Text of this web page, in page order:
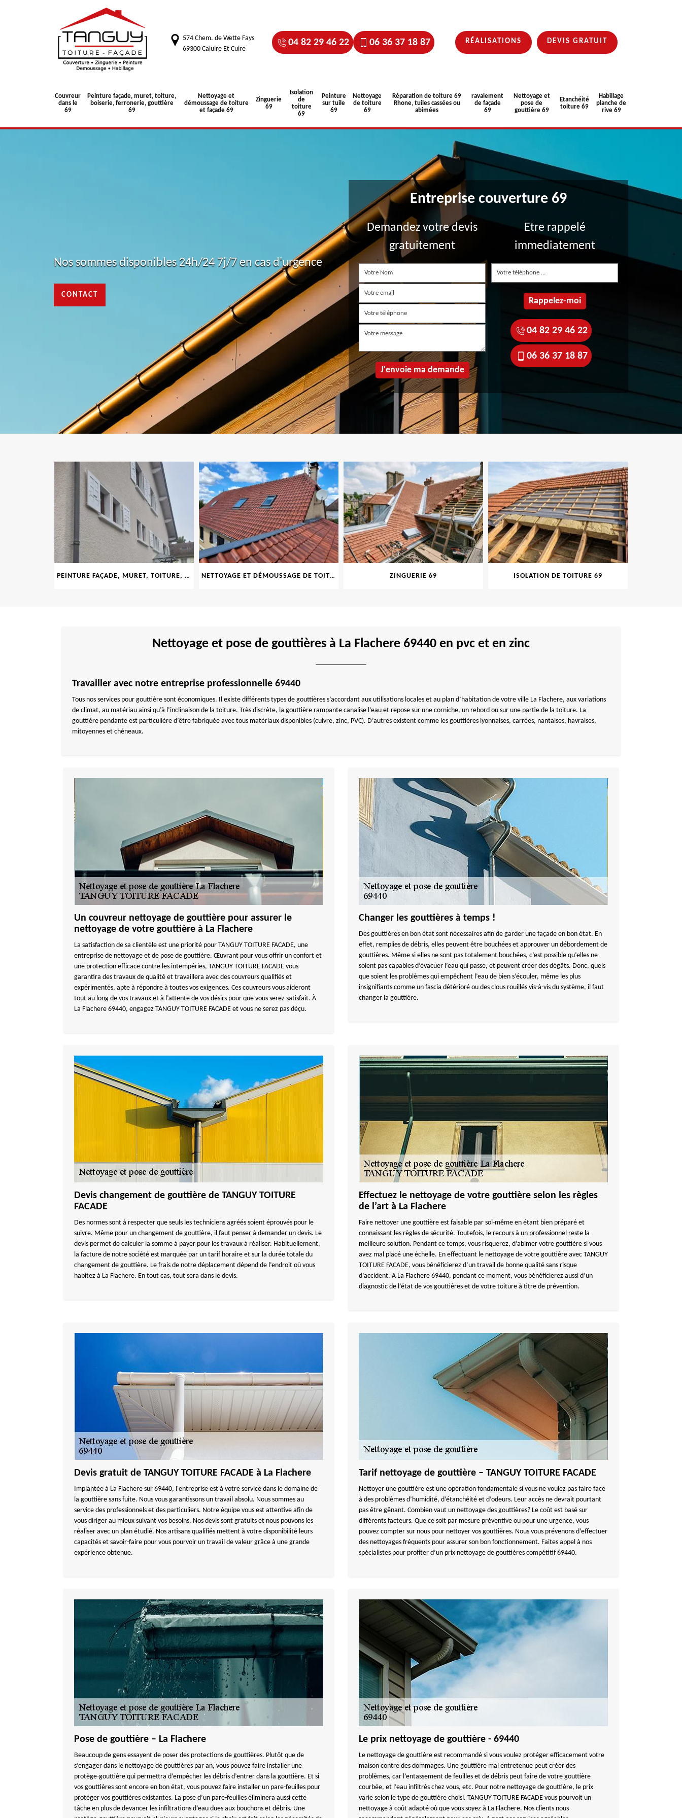
574 Chem. de Wette Fays
69300 Caluire Et Cuire
04 82 29 46 22 06 36 37 18 87 RÉALISATIONS DEVIS GRATUIT
Couvreur
dans le
69
Peinture façade, muret, toiture,
boiserie, ferronerie, gouttière
69
Nettoyage et
démoussage de toiture
et façade 69
Zinguerie
69
Isolation
de
toiture
69
Peinture
sur tuile
69
Nettoyage
de toiture
69
Réparation de toiture 69
Rhone, tuiles cassées ou
abimées
ravalement
de façade
69
Nettoyage et
pose de
gouttière 69
Etanchéité
toiture 69
Habillage
planche de
rive 69
Nos sommes disponibles 24h/24 7j/7 en cas d'urgence
CONTACT
Entreprise couverture 69
Demandez votre devis
gratuitement
Etre rappelé
immediatement
04 82 29 46 22
06 36 37 18 87
PEINTURE FAÇADE, MURET, TOITURE, BOISERIE, FERRONERIE, GOUTTIÈRE 69 NETTOYAGE ET DÉMOUSSAGE DE TOITURE ET FAÇADE 69 ZINGUERIE 69 ISOLATION DE TOITURE 69
Nettoyage et pose de gouttières à La Flachere 69440 en pvc et en zinc
Travailler avec notre entreprise professionnelle 69440
Tous nos services pour gouttière sont économiques. Il existe différents types de gouttières s’accordant aux utilisations locales et au plan d’habitation de votre ville La Flachere, aux variations
de climat, au matériau ainsi qu’à l’inclinaison de la toiture. Très discrète, la gouttière rampante canalise l’eau et repose sur une corniche, un rebord ou sur une partie de la toiture. La
gouttière pendante est particulière d’être fabriquée avec tous matériaux disponibles (cuivre, zinc, PVC). D’autres existent comme les gouttières lyonnaises, carrées, nantaises, havraises,
mitoyennes et chéneaux.
Un couvreur nettoyage de gouttière pour assurer le
nettoyage de votre gouttière à La Flachere
La satisfaction de sa clientèle est une priorité pour TANGUY TOITURE FACADE, une
entreprise de nettoyage et de pose de gouttière. Œuvrant pour vous offrir un confort et
une protection efficace contre les intempéries, TANGUY TOITURE FACADE vous
garantira des travaux de qualité et travaillera avec des couvreurs qualifiés et
expérimentés, apte à répondre à toutes vos exigences. Ces couvreurs vous aideront
tout au long de vos travaux et à l’attente de vos désirs pour que vous serez satisfait. À
La Flachere 69440, engagez TANGUY TOITURE FACADE et vous ne serez pas déçu.
Changer les gouttières à temps !
Des gouttières en bon état sont nécessaires afin de garder une façade en bon état. En
effet, remplies de débris, elles peuvent être bouchées et approuver un débordement de
gouttières. Même si elles ne sont pas totalement bouchées, c’est possible qu’elles ne
soient pas capables d’évacuer l’eau qui passe, et peuvent créer des dégâts. Donc, quels
que soient les problèmes qui empêchent l’eau de bien s’écouler, même les plus
insignifiants comme un fascia détérioré ou des clous rouillés vis-à-vis du système, il faut
changer la gouttière.
Devis changement de gouttière de TANGUY TOITURE
FACADE
Des normes sont à respecter que seuls les techniciens agréés soient éprouvés pour le
suivre. Même pour un changement de gouttière, il faut penser à demander un devis. Le
devis permet de calculer la somme à payer pour les travaux à réaliser. Habituellement,
la facture de notre société est marquée par un tarif horaire et sur la durée totale du
changement de gouttière. Le frais de notre déplacement dépend de l’endroit où vous
habitez à La Flachere. En tout cas, tout sera dans le devis.
Effectuez le nettoyage de votre gouttière selon les règles
de l’art à La Flachere
Faire nettoyer une gouttière est faisable par soi-même en étant bien préparé et
connaissant les règles de sécurité. Toutefois, le recours à un professionnel reste la
meilleure solution. Pendant ce temps, vous risquerez, d’abimer votre gouttière si vous
avez mal placé une échelle. En effectuant le nettoyage de votre gouttière avec TANGUY
TOITURE FACADE, vous bénéficierez d’un travail de bonne qualité sans risque
d’accident. A La Flachere 69440, pendant ce moment, vous bénéficierez aussi d’un
diagnostic de l’état de vos gouttières et de votre toiture à titre de prévention.
Devis gratuit de TANGUY TOITURE FACADE à La Flachere
Implantée à La Flachere sur 69440, l'entreprise est à votre service dans le domaine de
la gouttière sans fuite. Nous vous garantissons un travail absolu. Nous sommes au
service des professionnels et des particuliers. Notre équipe vous est attentive afin de
vous diriger au mieux suivant vos besoins. Nos devis sont gratuits et nous pouvons les
réaliser avec un plan étudié. Nos artisans qualifiés mettent à votre disponibilité leurs
capacités et savoir-faire pour vous pourvoir un travail de valeur grâce à une grande
expérience obtenue.
Tarif nettoyage de gouttière – TANGUY TOITURE FACADE
Nettoyer une gouttière est une opération fondamentale si vous ne voulez pas faire face
à des problèmes d’humidité, d’étanchéité et d’odeurs. Leur accès ne devrait pourtant
pas être gênant. Combien vaut un nettoyage des gouttières? Le coût est basé sur
différents facteurs. Que ce soit par mesure préventive ou pour une urgence, vous
pouvez compter sur nous pour nettoyer vos gouttières. Nous vous prévenons d’effectuer
des nettoyages fréquents pour assurer son bon fonctionnement. Faites appel à nos
spécialistes pour profiter d’un prix nettoyage de gouttières compétitif 69440.
Pose de gouttière – La Flachere
Beaucoup de gens essayent de poser des protections de gouttières. Plutôt que de
s’engager dans le nettoyage de gouttières par an, vous pouvez faire installer une
protège-gouttière qui permettra d’empêcher les débris d’entrer dans la gouttière. Et si
vos gouttières sont encore en bon état, vous pouvez faire installer un pare-feuilles pour
protéger vos gouttières existantes. La pose d’un pare-feuilles éliminera aussi cette
tâche en plus de devancer les infiltrations d’eau dues aux bouchons et débris. Une
Le prix nettoyage de gouttière - 69440
Le nettoyage de gouttière est recommandé si vous voulez protéger efficacement votre
maison contre des dommages. Une gouttière mal entretenue peut créer des
problèmes, car l’entassement de feuilles et de débris peut faire de votre gouttière
courbée, et l’eau infiltrés chez vous, etc. Pour notre nettoyage de gouttière, le prix
varie selon le type de gouttière choisi. TANGUY TOITURE FACADE vous pourvoit un
nettoyage à coût adapté où que vous soyez à La Flachere. Nos clients nous